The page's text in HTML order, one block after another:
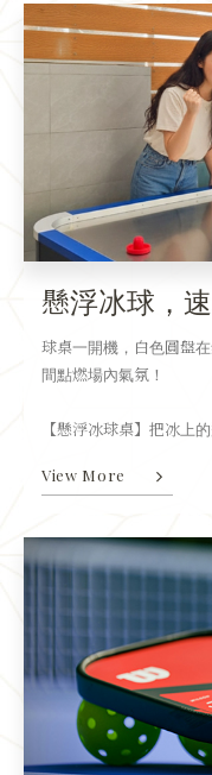
懸浮冰球，
球桌一開機，白色圓盤
間點燃場內氣氛！
【懸浮冰球桌】把冰上
View More